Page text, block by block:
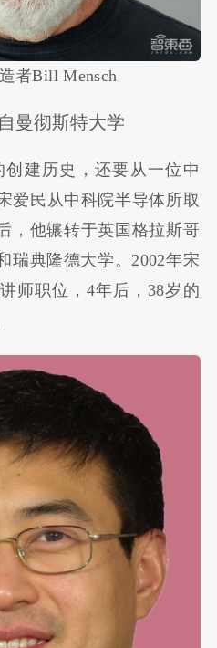
者Bill Mensch
曼彻斯特大学
创建历史，还要从一位中
爱民从中科院半导体所取
，他辗转于英国格拉斯哥
瑞典隆德大学。2002年宋
师职位，4年后，38岁的